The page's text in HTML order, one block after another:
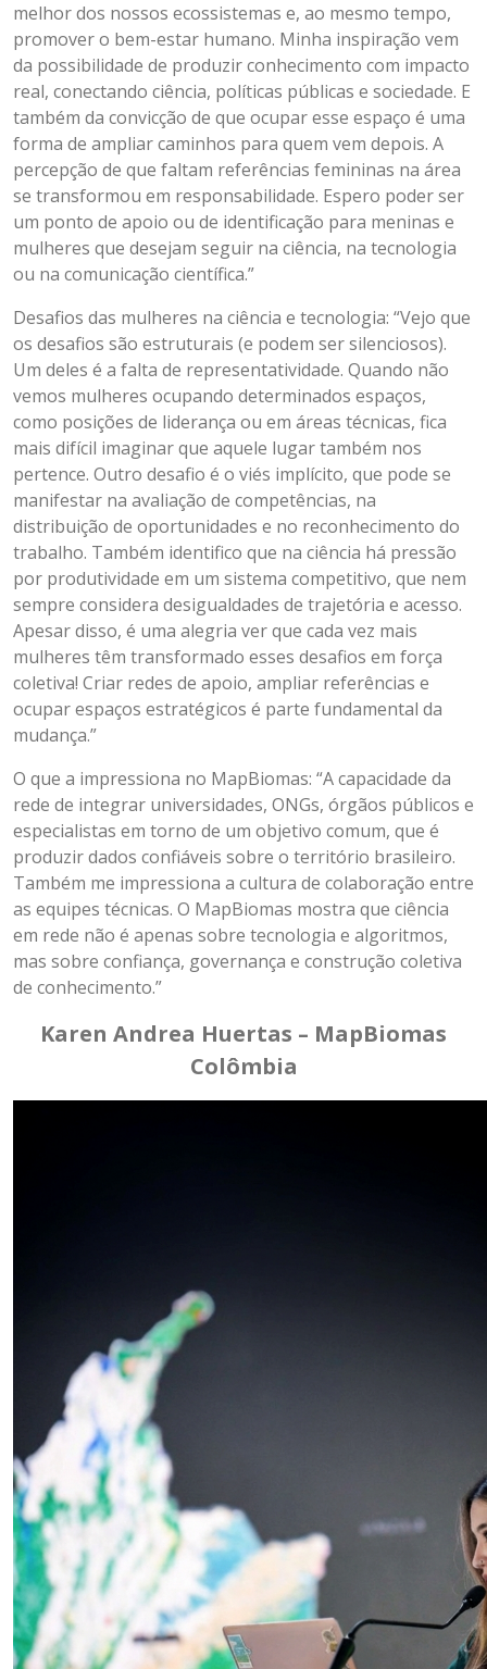
melhor dos nossos ecossistemas e, ao mesmo tempo,
promover o bem-estar humano. Minha inspiração vem
da possibilidade de produzir conhecimento com impacto
real, conectando ciência, políticas públicas e sociedade. E
também da convicção de que ocupar esse espaço é uma
forma de ampliar caminhos para quem vem depois. A
percepção de que faltam referências femininas na área
se transformou em responsabilidade. Espero poder ser
um ponto de apoio ou de identificação para meninas e
mulheres que desejam seguir na ciência, na tecnologia
ou na comunicação científica.”
Desafios das mulheres na ciência e tecnologia: “Vejo que
os desafios são estruturais (e podem ser silenciosos).
Um deles é a falta de representatividade. Quando não
vemos mulheres ocupando determinados espaços,
como posições de liderança ou em áreas técnicas, fica
mais difícil imaginar que aquele lugar também nos
pertence. Outro desafio é o viés implícito, que pode se
manifestar na avaliação de competências, na
distribuição de oportunidades e no reconhecimento do
trabalho. Também identifico que na ciência há pressão
por produtividade em um sistema competitivo, que nem
sempre considera desigualdades de trajetória e acesso.
Apesar disso, é uma alegria ver que cada vez mais
mulheres têm transformado esses desafios em força
coletiva! Criar redes de apoio, ampliar referências e
ocupar espaços estratégicos é parte fundamental da
mudança.”
O que a impressiona no MapBiomas: “A capacidade da
rede de integrar universidades, ONGs, órgãos públicos e
especialistas em torno de um objetivo comum, que é
produzir dados confiáveis sobre o território brasileiro.
Também me impressiona a cultura de colaboração entre
as equipes técnicas. O MapBiomas mostra que ciência
em rede não é apenas sobre tecnologia e algoritmos,
mas sobre confiança, governança e construção coletiva
de conhecimento.”
Karen Andrea Huertas – MapBiomas
Colômbia